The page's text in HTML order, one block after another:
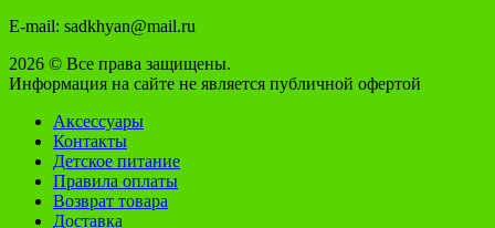
E-mail: sadkhyan@mail.ru
2026 © Все права защищены.
Информация на сайте не является публичной офертой
Аксессуары
Контакты
Детское питание
Правила оплаты
Возврат товара
Доставка